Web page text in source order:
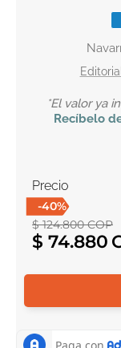
*El valor ya
Recíbelo
Precio
-40%
$ 124.800COP
$ 74.880